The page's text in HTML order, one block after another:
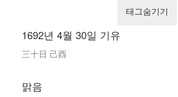
태그숨기기
1692년 4월 30일 기유
三十日 己酉
맑음